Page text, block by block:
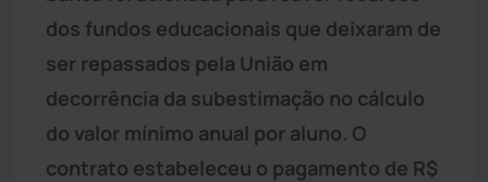
dos fundos educacionais que deixaram de
ser repassados pela União em
decorrência da subestimação no cálculo
do valor mínimo anual por aluno. O
contrato estabeleceu o pagamento de R$